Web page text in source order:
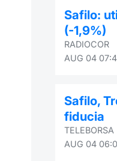
Safilo:
(-1,9%)
RADIOCOR
AUG 04
Safilo,
fiducia
TELEBORSA
AUG 04